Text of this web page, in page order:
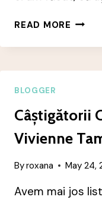
READ MORE AM
O
BLOGGER
Câștigătorii
Vivienne
Byroxana May 24,
Avem mai jos